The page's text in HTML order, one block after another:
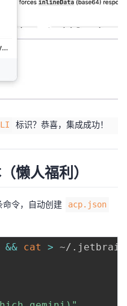
标识？恭喜，集成成功！
懒人福利）
命令，自动创建 acp.json
&& cat > ~/